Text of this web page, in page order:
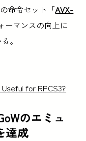
命令セット「AVX-
ーマンスの向上に
。
Useful for RPCS3?
のエミュ
達成